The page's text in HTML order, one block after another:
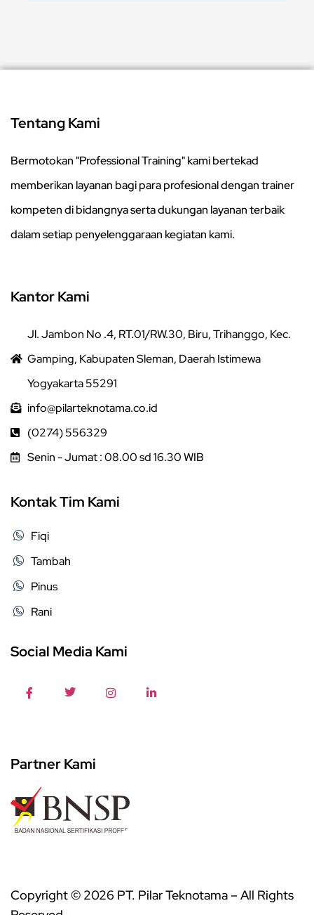
Tentang Kami
Bermotokan "Professional Training" kami bertekad
memberikan layanan bagi para profesional dengan trainer
kompeten di bidangnya serta dukungan layanan terbaik
dalam setiap penyelenggaraan kegiatan kami.
Kantor Kami
Jl. Jambon No .4, RT.01/RW.30, Biru, Trihanggo, Kec.
Gamping, Kabupaten Sleman, Daerah Istimewa
Yogyakarta 55291
info@pilarteknotama.co.id
(0274) 556329
Senin - Jumat : 08.00 sd 16.30 WIB
Kontak Tim Kami
Fiqi
Tambah
Pinus
Rani
Social Media Kami
Partner Kami
Copyright © 2026 PT. Pilar Teknotama – All Rights